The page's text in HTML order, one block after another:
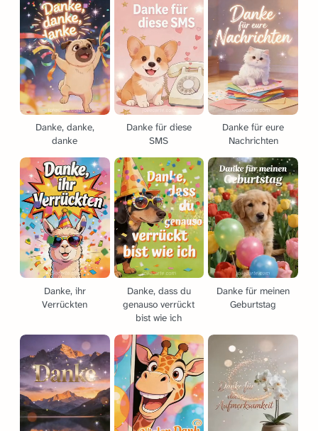
Danke, danke,
danke
Danke für diese
SMS
Danke für eure
Nachrichten
Danke, ihr
Verrückten
Danke, dass du
genauso verrückt
bist wie ich
Danke für meinen
Geburtstag